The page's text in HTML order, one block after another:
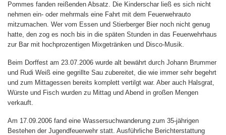
Pommes fanden reißenden Absatz. Die Kinderschar ließ es sich nicht
nehmen ein- oder mehrmals eine Fahrt mit dem Feuerwehrauto
mitzumachen. Wer vom Essen und Stierberger Bier noch nicht genug
hatte, den zog es noch bis in die späten Stunden in das Feuerwehrhaus
zur Bar mit hochprozentigen Mixgetränken und Disco-Musik.
Beim Dorffest am 23.07.2006 wurde alt bewährt durch Johann Brummer
und Rudi Weiß eine gegrillte Sau zubereitet, die wie immer sehr begehrt
und zum Mittagessen bereits komplett vertilgt war. Aber auch Halsgrat,
Würste und Fisch wurden zu Mittag und Abend in großen Mengen
verkauft.
Am 17.09.2006 fand eine Wassersuchwanderung zum 35-jährigen
Bestehen der Jugendfeuerwehr statt. Ausführliche Berichterstattung